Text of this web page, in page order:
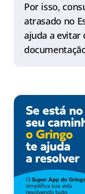
Por isso,
atrasado no
ajuda a evitar